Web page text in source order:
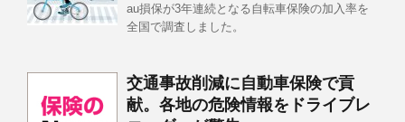
au損保が3年連続となる自転車保険の加入率を
全国で調査しました。
交通事故削減に自動車保険で貢
献。各地の危険情報をドライブレ